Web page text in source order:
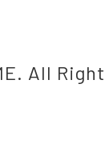
All